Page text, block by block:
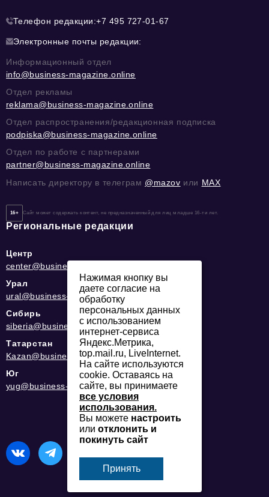
Телефон редакции:+7 495 727-01-67
Электронные почты редакции:
Информационный отдел
info@business-magazine.online
Отдел рекламы
reklama@business-magazine.online
Отдел распространения/редакционная подписка
podpiska@business-magazine.online
Отдел по работе с партнерами
partner@business-magazine.online
Написать директору в телеграм @mazov или MAX
16+ Сайт может содержать контент, не предназначенный для лиц младше 16-ти лет.
Региональные редакции
Центр
center@business-magazine.online
Урал
ural@business-magazine.online
Сибирь
siberia@business-magazine.online
Татарстан
Kazan@business-magazine.online
Юг
yug@business-magazine.online
Нажимая кнопку вы
даете согласие на
обработку
персональных данных
с использованием
интернет-сервиса
Яндекс.Метрика,
top.mail.ru, LiveInternet.
На сайте используются
cookie. Оставаясь на
сайте, вы принимаете
все условия
использования.
Вы можете настроить
или отклонить и
покинуть сайт
Принять